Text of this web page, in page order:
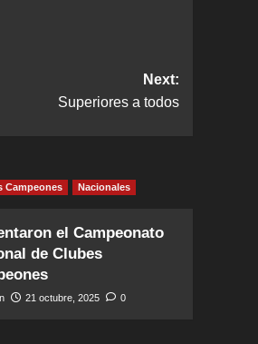
Next:
Superiores a todos
Campeones Nacionales
el Campeonato
de Clubes
21 octubre, 2025 0